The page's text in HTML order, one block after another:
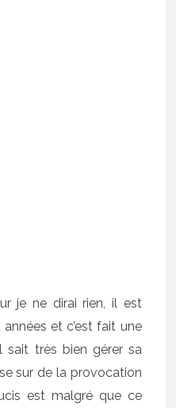
je ne dirai rien, il est
et c’est fait une
sait très bien gérer sa
sur de la provocation
est malgré que ce